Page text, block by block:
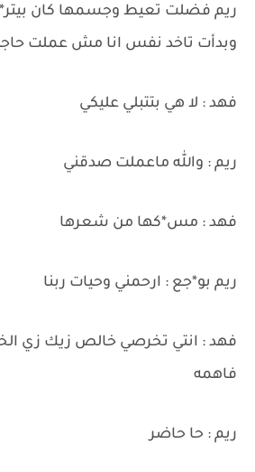
ريم فضلت تعيط وجسمها كان
وبدأت تاخد نفس انا مش عملت
فهد : لا هي بتتبلي عليكي
ريم : والله ماعملت صدقني
فهد : مس*كها من شعرها
ريم بو*جع : ارحمني وحيات ربنا
فهد : انتي تخرصي خالص زيك زي
فاهمه
ريم : حا حاضر